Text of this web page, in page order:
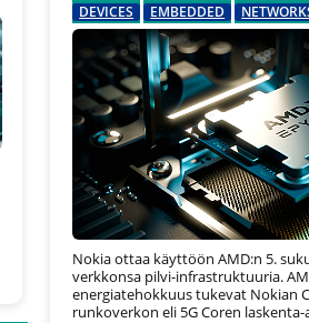
DEVICES EMBEDDED
Nokia ottaa käyttöön AMD:n 5.
verkkonsa pilvi-infrastruktuuria.
energiatehokkuus tukevat Nokian
runkoverkon eli 5G Coren